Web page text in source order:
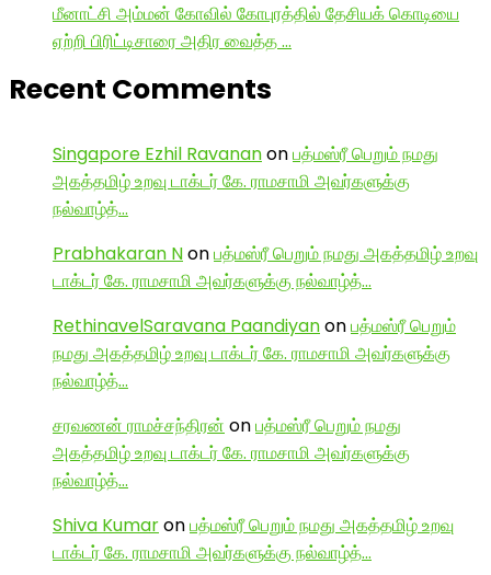
மீனாட்சி அம்மன் கோவில் கோபுரத்தில் தேசியக் கொடியை
ஏற்றி பிரிட்டிசாரை அதிர வைத்த …
Recent Comments
Singapore Ezhil Ravananonபத்மஸ்ரீ பெறும் நமது
அகத்தமிழ் உறவு டாக்டர் கே. ராமசாமி அவர்களுக்கு
நல்வாழ்த்…
Prabhakaran Nonபத்மஸ்ரீ பெறும் நமது அகத்தமிழ் உறவு
டாக்டர் கே. ராமசாமி அவர்களுக்கு நல்வாழ்த்…
RethinavelSaravana Paandiyanonபத்மஸ்ரீ பெறும்
நமது அகத்தமிழ் உறவு டாக்டர் கே. ராமசாமி அவர்களுக்கு
நல்வாழ்த்…
சரவணன் ராமச்சந்திரன் onபத்மஸ்ரீ பெறும் நமது
அகத்தமிழ் உறவு டாக்டர் கே. ராமசாமி அவர்களுக்கு
நல்வாழ்த்…
Shiva Kumaronபத்மஸ்ரீ பெறும் நமது அகத்தமிழ் உறவு
டாக்டர் கே. ராமசாமி அவர்களுக்கு நல்வாழ்த்…